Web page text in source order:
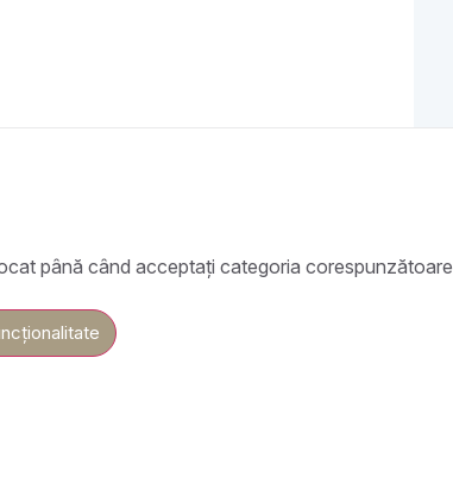
până când acceptați categoria corespunzătoare